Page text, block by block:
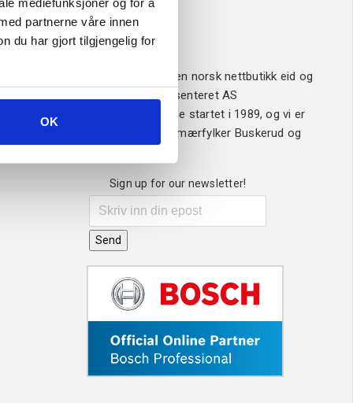
mediefunksjoner og for å
partnerne våre innen
du har gjort tilgjengelig for
OK
Om oss
Verktøy4u.no er en norsk nettbutikk eid og
drevet av Sveisesenteret AS
Sveisesenteret ble startet i 1989, og vi er
ledende i våre primærfylker Buskerud og
Sign up for our newsletter!
Send